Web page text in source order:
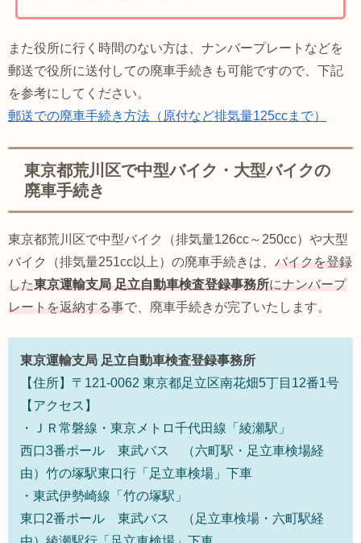
また役所に行く時間のない方は、ナンバープレートなどを
郵送で役所に送付しての廃車手続きも可能ですので、下記
を参考にしてください。
郵送での廃車手続き方法（原付など排気量125ccまで）
東京都荒川区で中型バイク・大型バイクの
廃車手続き
東京都荒川区で中型バイク（排気量126cc～250cc）や大型
バイク（排気量251cc以上）の廃車手続きは、 バイクを登録
した東京運輸支局足立自動車検査登録事務所にナンバープ
レートを返納する事で、廃車手続きが完了いたします。
東京運輸支局 足立自動車検査登録事務所
【住所】〒121-0062 東京都足立区南花畑5丁目12番1号
【アクセス】
・ＪＲ常磐線・東京メトロ千代田線「綾瀬駅」
西口3番ポール 東武バス （六町駅・足立車検場経
由）竹の塚駅東口行「足立車検場」下車
・東武伊勢崎線「竹の塚駅」
東口2番ポール 東武バス （足立車検場・六町駅経